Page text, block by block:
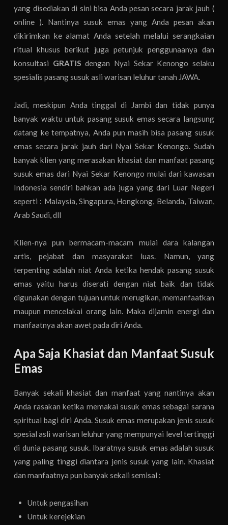
yang disediakan di sini bisa Anda pesan secara jarak jauh (
online ). Nantinya susuk emas yang Anda pesan akan
dikirimkan ke alamat Anda setelah melalui serangkaian
ritual khusus berikut juga petunjuk penggunaanya dan
konsultasi GRATIS dengan Nyai Sekar Kenongo selaku
spesialis pasang susuk asli warisan leluhur tanah JAWA.
Jadi, meskipun Anda tinggal di Jambi dan tidak punya
banyak waktu untuk pasang susuk emas secara langsung
datang ke tempatnya, Anda pun masih bisa pasang susuk
emas secara jarak jauh dari Nyai Sekar Kenongo. Sudah
banyak klien yang merasakan khasiat dan manfaat pasang
susuk emas dari Nyai Sekar Kenongo mulai dari kawasan
Indonesia sendiri bahkan ada juga yang dari Luar Negeri
seperti : Malaysia, Singapura, Hongkong, Belanda, Taiwan,
Arab Saudi, dll
Klien-nya pun bermacam-macam mulai dara kalangan
artis, pejabat dan masyarakat luas. Namun, yang
terpenting adalah niat Anda ketika hendak pasang susuk
emas yaitu harus diserati dengan niat baik dan tidak
digunakan dengan tujuan untuk merugikan, memanfaatkan
maupun mencelakai orang lain. Maka dijamin energi dan
manfaatnya akan awet pada diri Anda.
Apa Saja Khasiat dan Manfaat Susuk
Emas
Banyak sekali khasiat dan manfaat yang nantinya akan
Anda rasakan ketika memakai susuk emas sebagai sarana
spiritual bagi diri Anda. Susuk emas merupakan jenis susuk
spesial asli warisan leluhur yang mempunyai level tertinggi
di dunia pasang susuk. Ibaratnya susuk emas adalah susuk
yang paling tinggi diantara jenis susuk yang lain. Khasiat
dan manfaatnya pun banyak sekali semisal :
Untuk pengasihan
Untuk kerejekian